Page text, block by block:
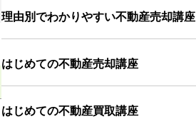
理由別でわかりやすい不動産売却講座
はじめての不動産売却講座
はじめての不動産買取講座